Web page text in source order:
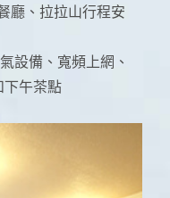
廳、拉拉山行程安
設備、寬頻上網、
下午茶點